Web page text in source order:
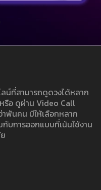
น์ที่สามารถดูดวงได้หลาก
รือ ดูผ่าน Video Call
พันคน มีให้เลือกหลาก
บการออกแบบที่เน้นใช้งาน